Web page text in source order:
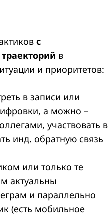
с
в
и приоритетов:
в записи или
а можно –
участвовать в
инд. обратную связь
или только те
актуальны
и параллельно
(есть мобильное